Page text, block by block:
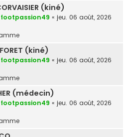
(kiné)
footpassion49 « jeu. 06 août, 2026
(kiné)
footpassion49 « jeu. 06 août, 2026
(médecin)
footpassion49 « jeu. 06 août, 2026